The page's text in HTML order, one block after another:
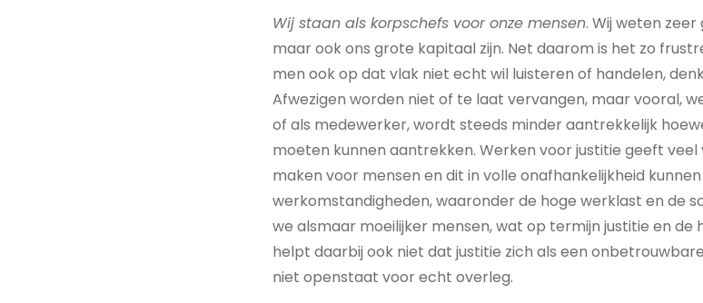
Wij staan als korpschefs voor onze mensen. Wij weten
maar ook ons grote kapitaal zijn. Net daarom is het zo
men ook op dat vlak niet echt wil luisteren of handelen,
Afwezigen worden niet of te laat vervangen, maar vooral,
of als medewerker, wordt steeds minder aantrekkelijk
moeten kunnen aantrekken. Werken voor justitie geeft
maken voor mensen en dit in volle onafhankelijkheid
werkomstandigheden, waaronder de hoge werklast en de
we alsmaar moeilijker mensen, wat op termijn justitie en de
helpt daarbij ook niet dat justitie zich als een
niet openstaat voor echt overleg.